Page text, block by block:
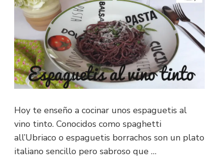
Hoy te enseño a cocinar unos espaguetis al
vino tinto. Conocidos como spaghetti
all’Ubriaco o espaguetis borrachos son un plato
italiano sencillo pero sabroso que …